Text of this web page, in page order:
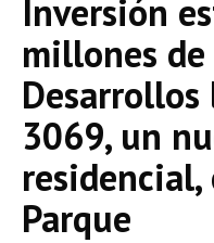
Inversión
millones de
Desarrollos
3069, un
Parque